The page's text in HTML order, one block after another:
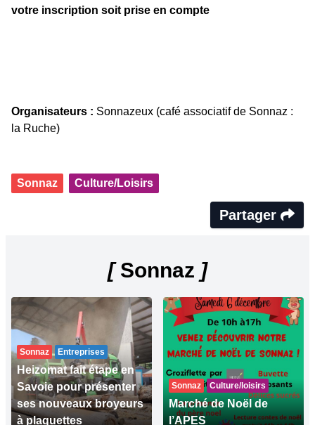
votre inscription soit prise en compte
Organisateurs : Sonnazeux (café associatif de Sonnaz :
la Ruche)
Sonnaz Culture/Loisirs
Partager
[Sonnaz ]
Sonnaz Entreprises
Heizomat fait étape en
Savoie pour présenter
ses nouveaux broyeurs
à plaquettes
Sonnaz Culture/loisirs
Marché de Noël de
l’APES